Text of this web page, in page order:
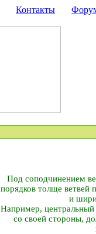
Контакты
Под соподчинением
порядков толще ветвей
и
Например, центральный
со своей стороны,